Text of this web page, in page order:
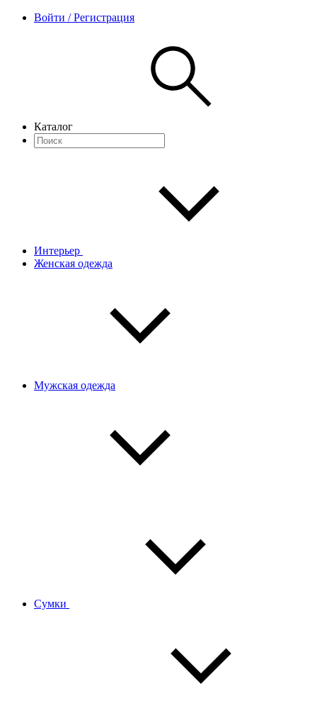
Войти / Регистрация
Каталог
Интерьер
Женская одежда
Мужская одежда
Сумки